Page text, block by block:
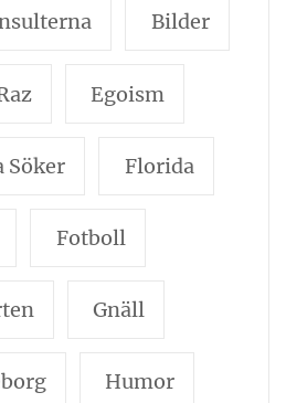
Bilder
Egoism
Söker Florida
Fotboll
Gnäll
Humor